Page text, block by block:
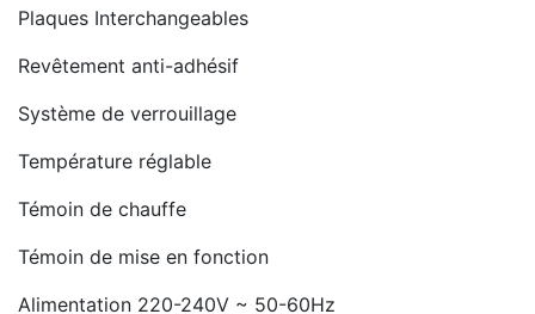
Plaques Interchangeables
Revêtement anti-adhésif
Système de verrouillage
Température réglable
Témoin de chauffe
Témoin de mise en fonction
Alimentation 220-240V ~ 50-60Hz